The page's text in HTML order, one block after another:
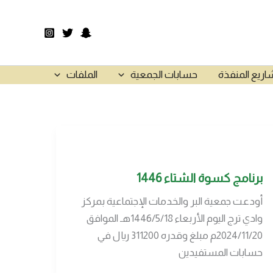
المنفذة حسابات الجمعية الملفات
برنامج كسوة الشتاء 1446
أودعت جمعية البر والخدمات الإجتماعية بمركز
وادي ترج اليوم الأربعاء 1446/5/18هـ الموافق
2024/11/20م مبلغ وقدره 311200 ريال في
حسابات المستفيدين